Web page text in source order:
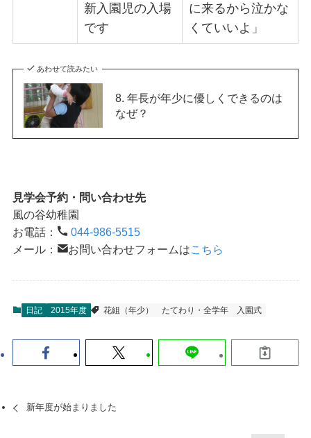
新入園児の入場
です
に来るから泣かな
くていいよ」
あわせて読みたい
8. 年長が年少に優しくできるのは
なぜ？
見学会予約・問い合わせ先
風の谷幼稚園
お電話：
044-986-5515
メール：
お問い合わせフォームは こちら
日記 2015年度 花組（年少） たてわり・全学年 入園式
新年度が始まりました